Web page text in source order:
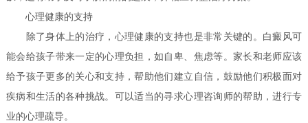
心理健康的支持
除了身体上的治疗，心理健康的支持也是非常关键的。白癜风可
能会给孩子带来一定的心理负担，如自卑、焦虑等。家长和老师应该
给予孩子更多的关心和支持，帮助他们建立自信，鼓励他们积极面对
疾病和生活的各种挑战。可以适当的寻求心理咨询师的帮助，进行专
业的心理疏导。